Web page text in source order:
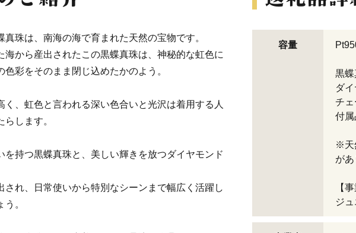
真珠は、南海の海で育まれた天然の宝物です。
海から産出されたこの黒蝶真珠は、神秘的な虹色に
色彩をそのまま閉じ込めたかのよう。
く、虹色と言われる深い色合いと光沢は着用する人
します。
を持つ黒蝶真珠と、美しい輝きを放つダイヤモンド
され、日常使いから特別なシーンまで幅広く活躍し
。
容量
黒
ダ
チ
付
※天
があ
【
ジ